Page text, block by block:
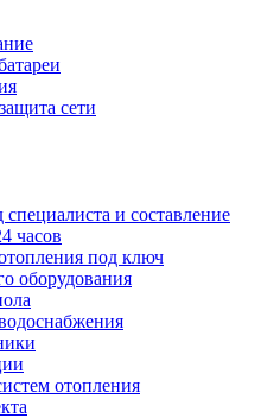
сети
и составление
часов
под ключ
оборудования
отопления